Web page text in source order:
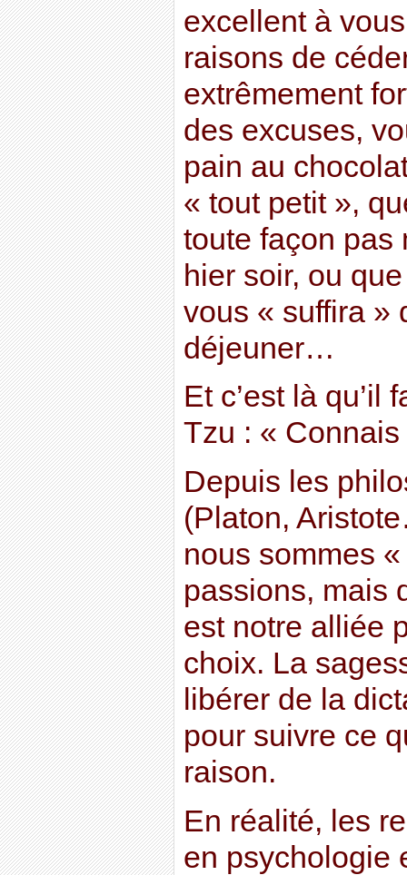
excellent à
raisons de
extrêmement
des excuses,
pain au
« tout petit »,
toute façon pas
hier soir, ou
vous « suffira »
déjeuner…
Et c’est là qu’il
Tzu : «
Depuis les
(Platon,
nous sommes
passions, mais
est notre alliée
choix. La
libérer de la
pour suivre ce
raison.
En réalité, les
en psychologie